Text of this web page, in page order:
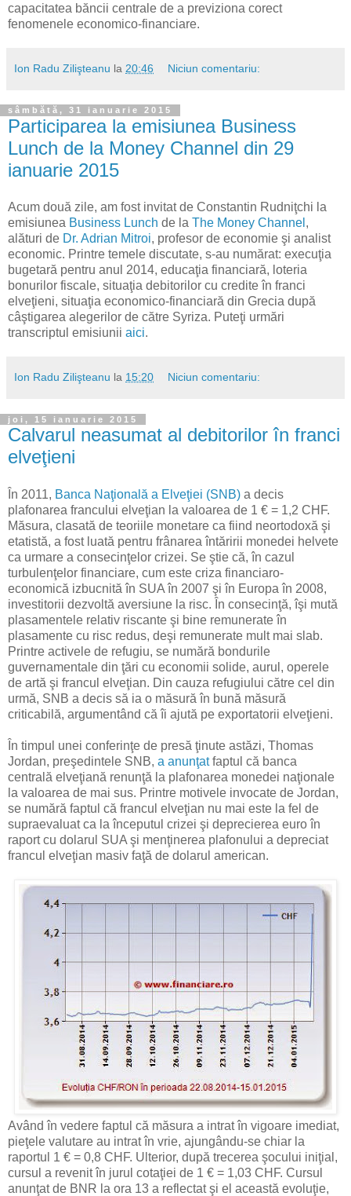
capacitatea băncii centrale de a previziona corect
fenomenele economico-financiare.
Ion Radu Zilişteanu la 20:46 Niciun comentariu:
sâmbătă, 31 ianuarie 2015
Participarea la emisiunea Business
Lunch de la Money Channel din 29
ianuarie 2015
Acum două zile, am fost invitat de Constantin Rudniţchi la
emisiunea Business Lunch de la The Money Channel ,
alături de Dr. Adrian Mitroi, profesor de economie şi analist
economic. Printre temele discutate, s-au numărat: execuţia
bugetară pentru anul 2014, educaţia financiară, loteria
bonurilor fiscale, situaţia debitorilor cu credite în franci
elveţieni, situaţia economico-financiară din Grecia după
câştigarea alegerilor de către Syriza. Puteţi urmări
transcriptul emisiunii aici.
Ion Radu Zilişteanu la 15:20 Niciun comentariu:
joi, 15 ianuarie 2015
Calvarul neasumat al debitorilor în franci
elveţieni
În 2011, Banca Naţională a Elveţiei (SNB) a decis
plafonarea francului elveţian la valoarea de 1 € = 1,2 CHF.
Măsura, clasată de teoriile monetare ca fiind neortodoxă şi
etatistă, a fost luată pentru frânarea întăririi monedei helvete
ca urmare a consecinţelor crizei. Se ştie că, în cazul
turbulenţelor financiare, cum este criza financiaro-
economică izbucnită în SUA în 2007 şi în Europa în 2008,
investitorii dezvoltă aversiune la risc. În consecinţă, îşi mută
plasamentele relativ riscante şi bine remunerate în
plasamente cu risc redus, deşi remunerate mult mai slab.
Printre activele de refugiu, se numără bondurile
guvernamentale din ţări cu economii solide, aurul, operele
de artă şi francul elveţian. Din cauza refugiului către cel din
urmă, SNB a decis să ia o măsură în bună măsură
criticabilă, argumentând că îi ajută pe exportatorii elveţieni.
În timpul unei conferinţe de presă ţinute astăzi, Thomas
Jordan, preşedintele SNB, a anunţatfaptul că banca
centrală elveţiană renunţă la plafonarea monedei naţionale
la valoarea de mai sus. Printre motivele invocate de Jordan,
se numără faptul că francul elveţian nu mai este la fel de
supraevaluat ca la începutul crizei şi deprecierea euro în
raport cu dolarul SUA şi menţinerea plafonului a depreciat
francul elveţian masiv faţă de dolarul american.
Având în vedere faptul că măsura a intrat în vigoare imediat,
pieţele valutare au intrat în vrie, ajungându-se chiar la
raportul 1 € = 0,8 CHF. Ulterior, după trecerea şocului iniţial,
cursul a revenit în jurul cotaţiei de 1 € = 1,03 CHF. Cursul
anunţat de BNR la ora 13 a reflectat şi el această evoluţie,